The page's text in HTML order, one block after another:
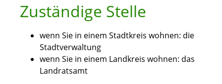
Zuständige Stelle
wenn Sie in einem Stadtkreis wohnen: die
Stadtverwaltung
wenn Sie in einem Landkreis wohnen: das
Landratsamt